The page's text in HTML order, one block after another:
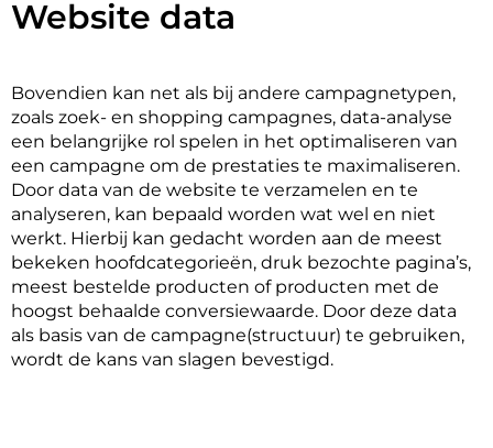
Website data
Bovendien kan net als bij andere campagnetypen,
zoals zoek- en shopping campagnes, data-analyse
een belangrijke rol spelen in het optimaliseren van
een campagne om de prestaties te maximaliseren.
Door data van de website te verzamelen en te
analyseren, kan bepaald worden wat wel en niet
werkt. Hierbij kan gedacht worden aan de meest
bekeken hoofdcategorieën, druk bezochte pagina’s,
meest bestelde producten of producten met de
hoogst behaalde conversiewaarde. Door deze data
als basis van de campagne(structuur) te gebruiken,
wordt de kans van slagen bevestigd.